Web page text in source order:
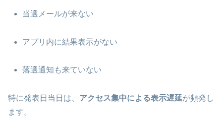
当選メールが来ない
アプリ内に結果表示がない
落選通知も来ていない
特に発表日当日は、 アクセス集中による表示遅延が頻発し
ます。